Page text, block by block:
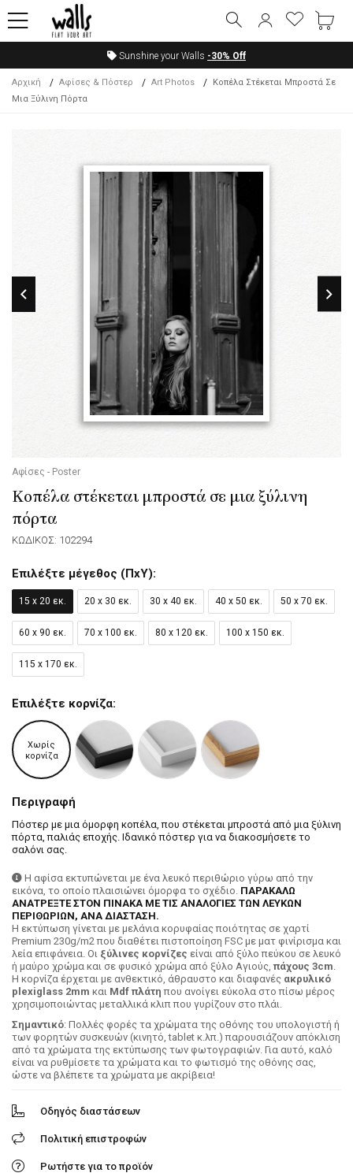
Sunshine your Walls -30% Off
Αρχική Αφίσες & Πόστερ Art Photos
Κοπέλα Στέκεται Μπροστά Σε
Μια Ξύλινη Πόρτα
Αφίσες - Poster
Κοπέλα στέκεται μπροστά σε μια ξύλινη
πόρτα
ΚΩΔΙΚΟΣ: 102294
Επιλέξτε μέγεθος (ΠxΥ):
15 x 20 εκ. 20 x 30 εκ. 30 x 40 εκ. 40 x 50 εκ. 50 x 70 εκ.
60 x 90 εκ. 70 x 100 εκ. 80 x 120 εκ. 100 x 150 εκ.
115 x 170 εκ.
Επιλέξτε κορνίζα:
Χωρίς
κορνίζα
Περιγραφή
Πόστερ με μια όμορφη κοπέλα, που στέκεται μπροστά από μια ξύλινη
πόρτα, παλιάς εποχής. Ιδανικό πόστερ για να διακοσμήσετε το
σαλόνι σας.
Η αφίσα εκτυπώνεται με ένα λευκό περιθώριο γύρω από την
εικόνα, το οποίο πλαισιώνει όμορφα το σχέδιο. ΠΑΡΑΚΑΛΩ
ΑΝΑΤΡΕΞΤΕ ΣΤΟΝ ΠΙΝΑΚΑ ΜΕ ΤΙΣ ΑΝΑΛΟΓΙΕΣ ΤΩΝ ΛΕΥΚΩΝ
ΠΕΡΙΘΩΡΙΩΝ, ΑΝΑ ΔΙΑΣΤΑΣΗ.
H εκτύπωση γίνεται με μελάνια κορυφαίας ποιότητας σε χαρτί
Premium 230g/m2 που διαθέτει πιστοποίηση FSC με ματ φινίρισμα και
λεία επιφάνεια. Οι ξύλινες κορνίζες είναι από ξύλο πεύκου σε λευκό
ή μαύρο χρώμα και σε φυσικό χρώμα από ξύλο Αγιούς, πάχους 3cm.
Η κορνίζα έρχεται με ανθεκτικό, άθραυστο και διαφανές ακρυλικό
plexiglass 2mm και Mdf πλάτη που ανοίγει εύκολα στο πίσω μέρος
χρησιμοποιώντας μεταλλικά κλιπ που γυρίζουν στο πλάι.
Σημαντικό: Πολλές φορές τα χρώματα της οθόνης του υπολογιστή ή
των φορητών συσκευών (κινητό, tablet κ.λπ.) παρουσιάζουν απόκλιση
από τα χρώματα της εκτύπωσης των φωτογραφιών. Για αυτό, καλό
είναι να ρυθμίσετε τα χρώματα και το φωτισμό της οθόνης σας,
ώστε να βλέπετε τα χρώματα με ακρίβεια!
Οδηγός διαστάσεων
Πολιτική επιστροφών
Ρωτήστε για το προϊόν